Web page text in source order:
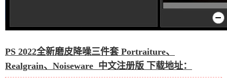
PS 2022全新磨皮降噪三件套 Portraiture、
Realgrain、Noiseware 中文注册版 下载地址：